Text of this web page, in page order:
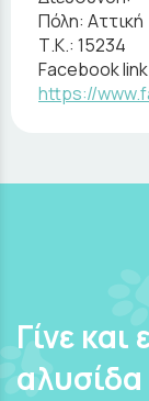
Πόλη: Αττική
Τ.Κ.: 15234
Facebook
https://
Γίνε